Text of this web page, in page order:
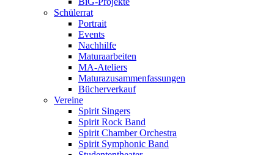
Schülerrat
Portrait
Events
Nachhilfe
Maturaarbeiten
MA-Ateliers
Maturazusammenfassungen
Bücherverkauf
Vereine
Spirit Singers
Spirit Rock Band
Spirit Chamber Orchestra
Spirit Symphonic Band